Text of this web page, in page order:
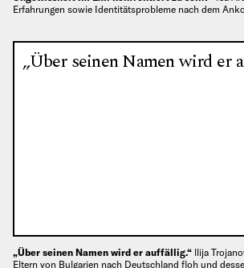
Erfahrungen sowie Identitätsprobleme nach dem
„Über seinen Namen wird er
„Über seinen Namen wird er auffällig.“ llija
Eltern von Bulgarien nach Deutschland floh und